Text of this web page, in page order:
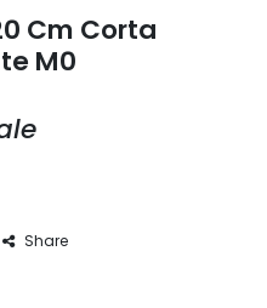
Cm Corta
M0
Share